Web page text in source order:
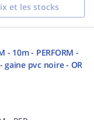
et les stocks
- 10m - PERFORM -
gaine pvc noire - OR